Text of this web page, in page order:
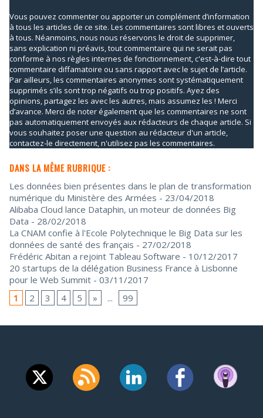
Vous pouvez commenter ou apporter un complément d’information
à tous les articles de ce site. Les commentaires sont libres et ouverts
à tous. Néanmoins, nous nous réservons le droit de supprimer,
sans explication ni préavis, tout commentaire qui ne serait pas
conforme à nos règles internes de fonctionnement, c'est-à-dire tout
commentaire diffamatoire ou sans rapport avec le sujet de l’article.
Par ailleurs, les commentaires anonymes sont systématiquement
supprimés s’ils sont trop négatifs ou trop positifs. Ayez des
opinions, partagez les avec les autres, mais assumez les ! Merci
d’avance. Merci de noter également que les commentaires ne sont
pas automatiquement envoyés aux rédacteurs de chaque article. Si
vous souhaitez poser une question au rédacteur d'un article,
contactez-le directement, n'utilisez pas les commentaires.
DANS LA MÊME RUBRIQUE :
Les données bien présentes dans le plan de transformation
numérique du Ministère des Armées - 23/04/2018
Alibaba Cloud lance Dataphin, un moteur de données Big
Data - 28/02/2018
La CNAM confie à l'Ecole Polytechnique le Big Data sur les
données de santé des français - 27/02/2018
Frédéric Abitan a rejoint Tableau Software - 10/12/2017
20 startups de la délégation Business France à Lisbonne
pour le Web Summit - 03/11/2017
1
2 3 4 5 » ... 99